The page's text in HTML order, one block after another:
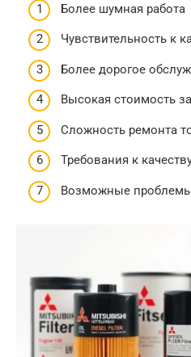
Более шумная работа
Чувствительность к
Более дорогое
Высокая стоимость
Сложность ремонта
Требования к
Возможные